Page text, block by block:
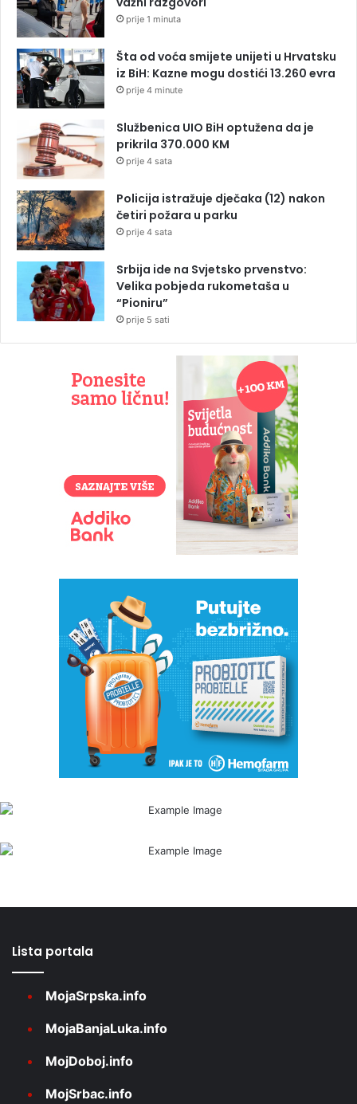
prije 1 minuta
Šta od voća smijete unijeti u Hrvatsku
iz BiH: Kazne mogu dostići 13.260 evra
prije 4 minute
Službenica UIO BiH optužena da je
prikrila 370.000 KM
prije 4 sata
Policija istražuje dječaka (12) nakon
četiri požara u parku
prije 4 sata
Srbija ide na Svjetsko prvenstvo:
Velika pobjeda rukometaša u
“Pioniru”
prije 5 sati
Lista portala
MojaSrpska.info
MojaBanjaLuka.info
MojDoboj.info
MojSrbac.info